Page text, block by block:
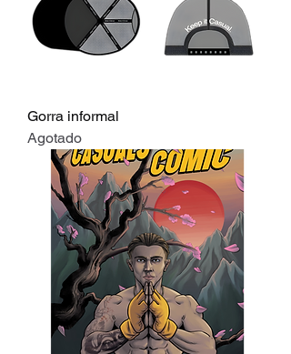
Gorra informal
Agotado